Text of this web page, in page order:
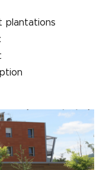
plantations